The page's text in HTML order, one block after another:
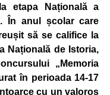
activitate și profesiile
în viitor.
manuală, în
desene și lucrări
muzică și jocuri
și colaborarea în
etapa Națională a
În anul școlar care
să se califice la
Națională de Istoria,
„Memoria
în perioada 14-17
cu un valoros